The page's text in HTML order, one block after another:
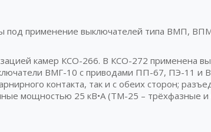
под применение выключателей типа ВМП,
камер КСО-266. В КСО-272 применена
ВМГ-10 с приводами ПП-67, ПЭ-11
контакта, так и с обеих сторон;
мощностью 25 кВ•А (ТМ-25 – трёхфазные